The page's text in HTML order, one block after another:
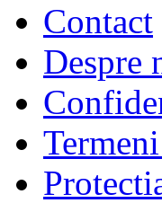
Contact
Despre